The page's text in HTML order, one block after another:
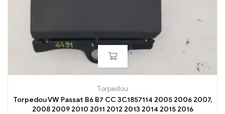
Torpedou
Torpedou VW Passat B6 B7 CC 3C1857114 2005 2006 2007,
2008 2009 2010 2011 2012 2013 2014 2015 2016